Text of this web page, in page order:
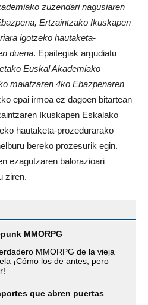
zuzendari nagusiaren
Ertzaintzako Ikuskapen
igotzeko hautaketa-
duena. Epaitegiak argudiatu
Euskal Akademiako
maiatzaren 4ko Ebazpenaren
epai irmoa ez dagoen bitartean
Ikuskapen Eskalako
hautaketa-prozedurarako
bereko prozesurik egin.
ezagutzaren balorazioari
ziren.
MMORPG
MMORPG de la vieja
¡Cómo los de antes, pero
que abren puertas